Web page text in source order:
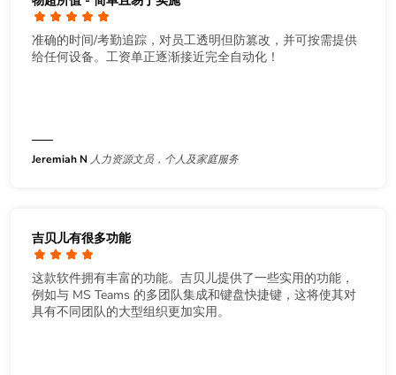
准确的时间/考勤追踪，对员工透明但防篡改，并可按需提供
给任何设备。工资单正逐渐接近完全自动化！
Jeremiah N 人力资源文员，个人及家庭服务
吉贝儿有很多功能
这款软件拥有丰富的功能。吉贝儿提供了一些实用的功能，
例如与 MS Teams 的多团队集成和键盘快捷键，这将使其对
具有不同团队的大型组织更加实用。